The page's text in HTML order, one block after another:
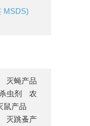
MSDS)
灭蝇产品
虫剂
农
鼠产品
灭跳蚤产